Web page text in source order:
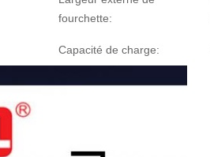
fourchette:
Capacité de charge: